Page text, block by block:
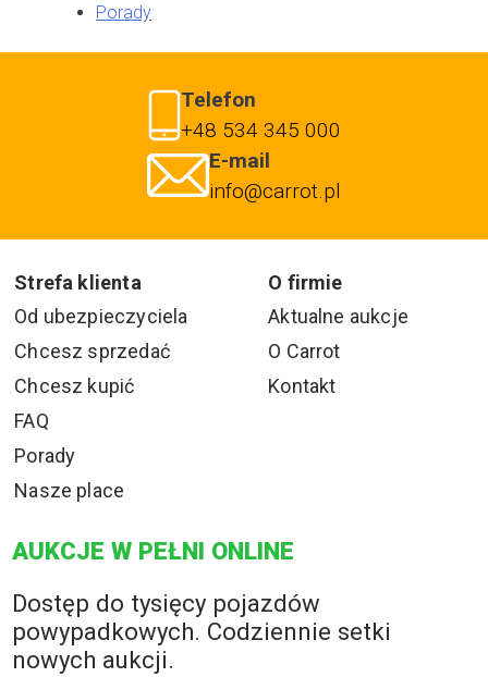
Porady
Telefon
+48 534 345 000
E-mail
info@carrot.pl
Strefa klienta
O firmie
Od ubezpieczyciela
Chcesz sprzedać
Chcesz kupić
FAQ
Porady
Nasze place
Aktualne aukcje
O Carrot
Kontakt
AUKCJE W PEŁNI ONLINE
Dostęp do tysięcy pojazdów
powypadkowych. Codziennie setki
nowych aukcji.